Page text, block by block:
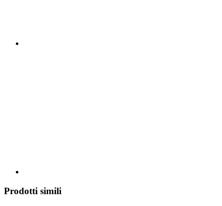
Prodotti simili